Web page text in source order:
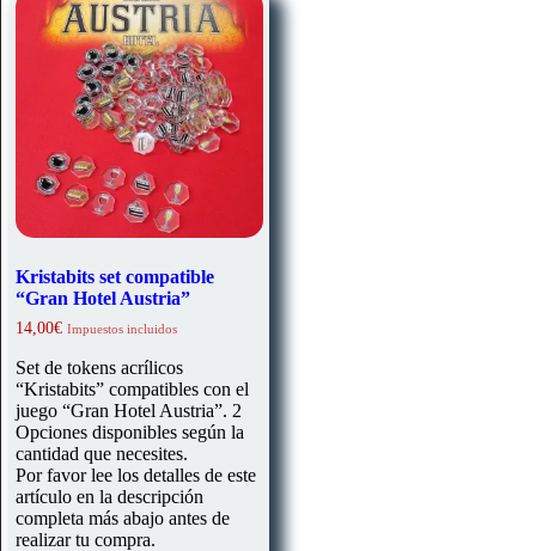
Kristabits set compatible
“Gran Hotel Austria”
14,00€ Impuestos incluidos
Set de tokens acrílicos
“Kristabits” compatibles con el
juego “Gran Hotel Austria”. 2
Opciones disponibles según la
cantidad que necesites.
Por favor lee los detalles de este
artículo en la descripción
completa más abajo antes de
realizar tu compra.